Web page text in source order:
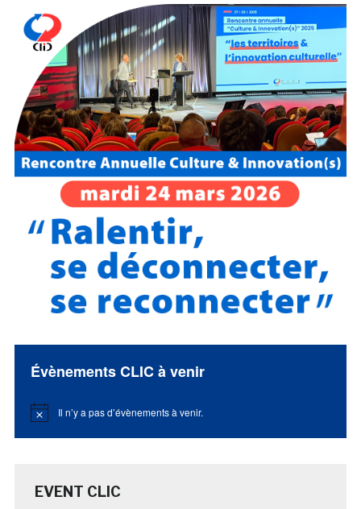
Évènements CLIC à venir
Notice Il n’y a pas d’évènements à venir.
EVENT CLIC